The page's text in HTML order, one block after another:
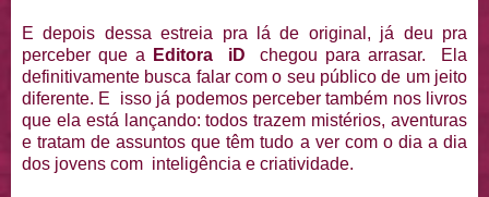
E depois dessa estreia pra lá de original, já deu pra
perceber que a
Editora iD chegou para arrasar. Ela
definitivamente busca falar com o seu público de um jeito
diferente. E isso já podemos perceber também nos livros
que ela está lançando: todos trazem mistérios, aventuras
e tratam de assuntos que têm tudo a ver com o dia a dia
dos jovens com inteligência e criatividade.